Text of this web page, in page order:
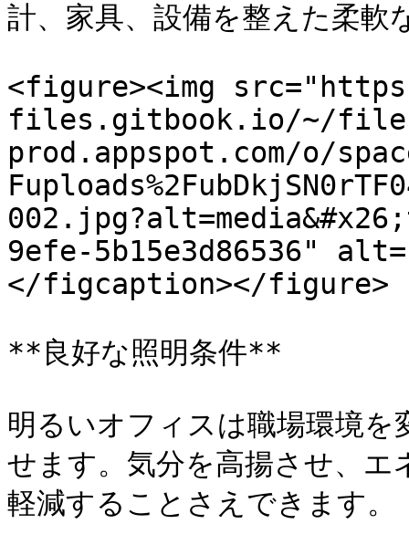
計、家具、設備を整えた柔軟
<figure><img
files.gitbook.io/~/
prod.appspot.com/o/
9efe-5b15e3d86536"
</figcaption></figure>
**良好な照明条件**
明るいオフィスは職場環境を
せます。気分を高揚させ、
軽減することさえできます。